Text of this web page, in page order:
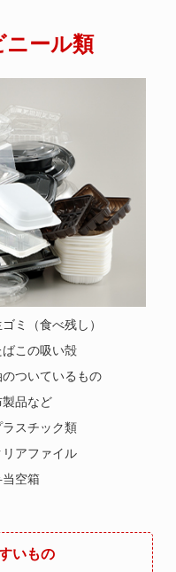
ニール類
ミ（食べ残し）
ばこの吸い殻
のついているもの
製品など
ラスチック類
リアファイル
当空箱
いもの